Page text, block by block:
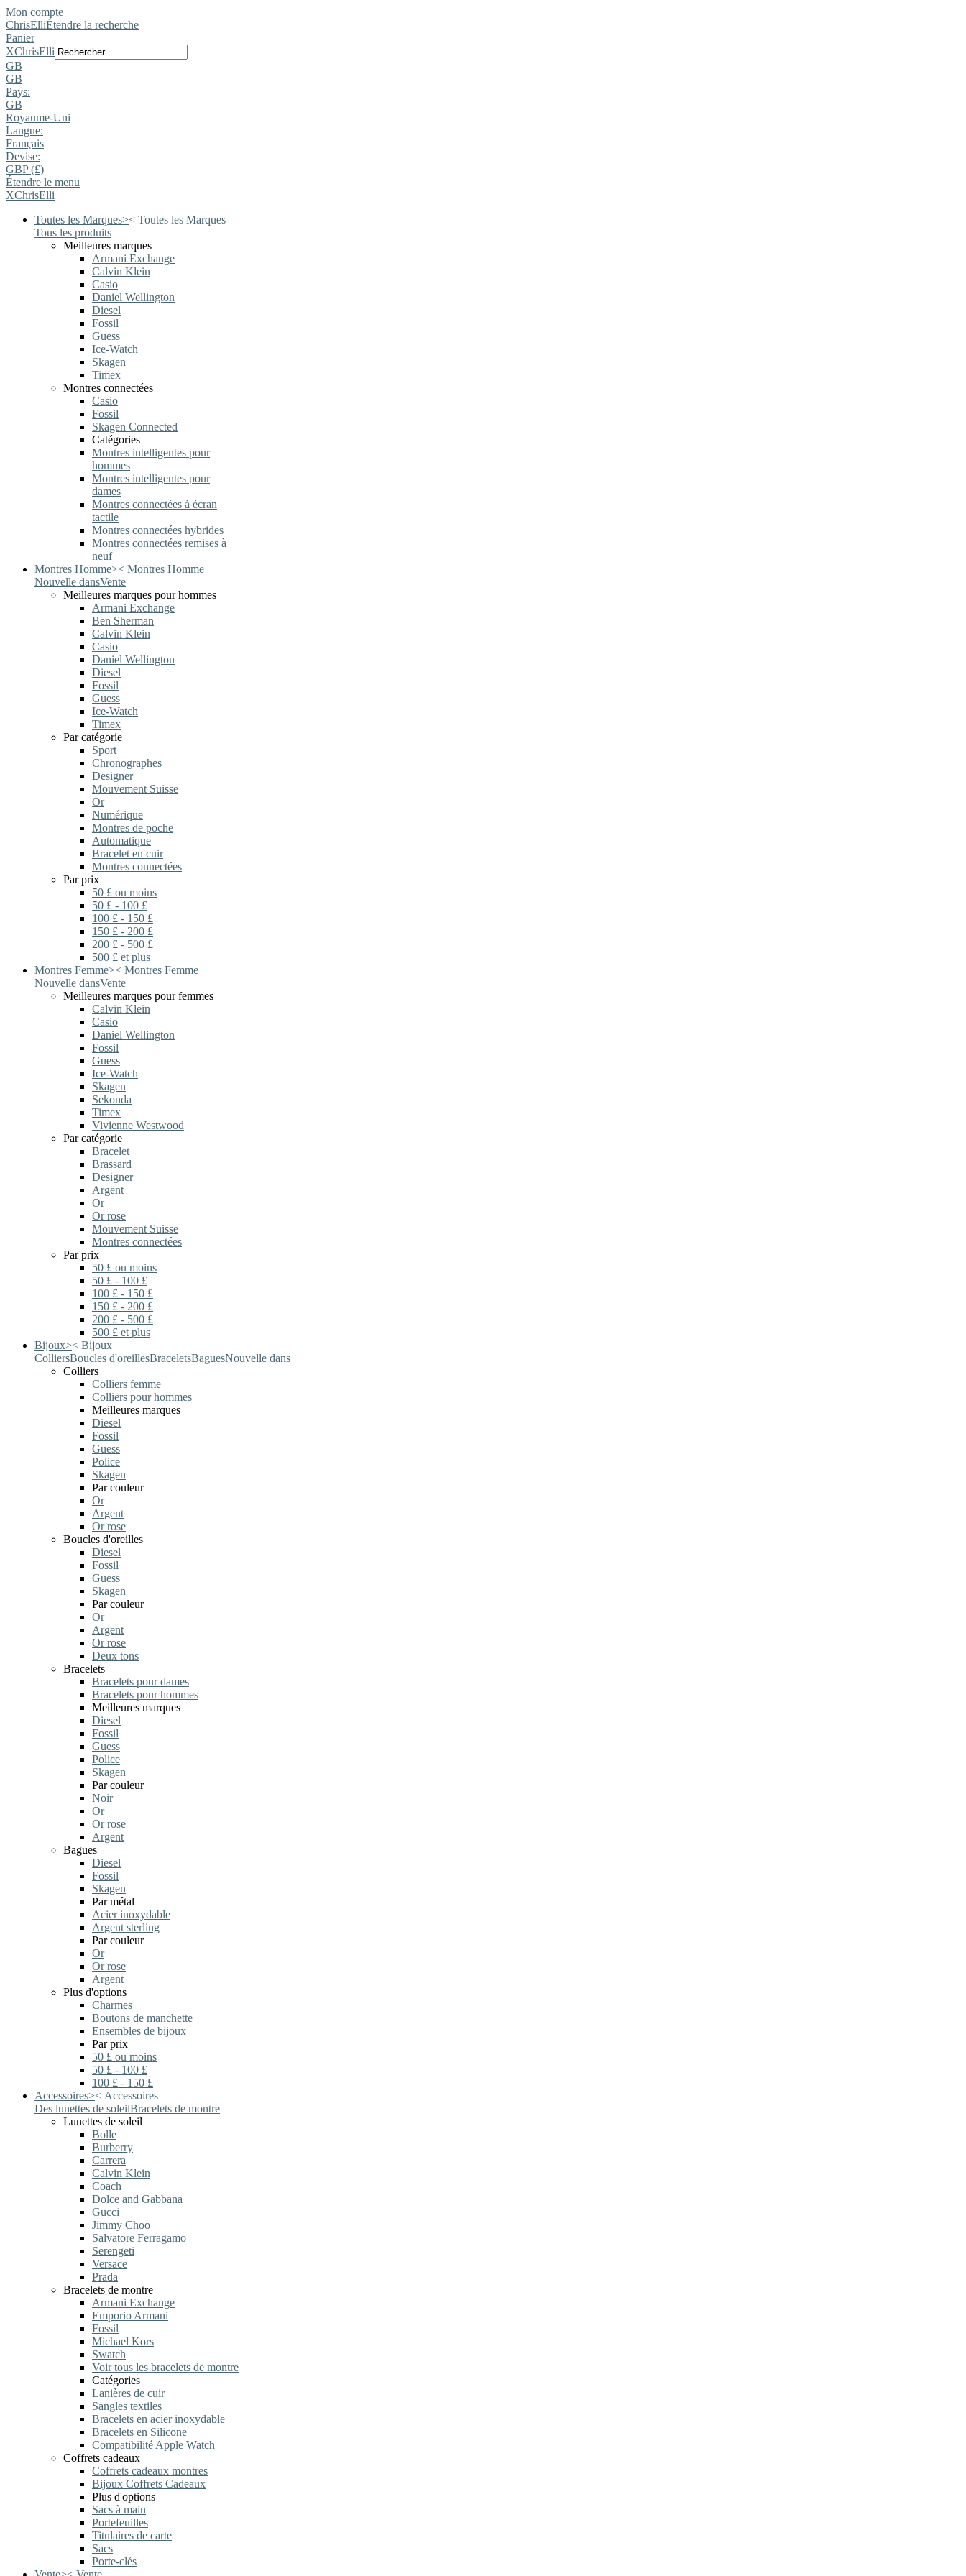
Mon compte
ChrisElliÉtendre la recherche
Panier
XChrisElli
GB
GB
Pays:
GB
Royaume-Uni
Langue:
Français
Devise:
GBP (£)
Étendre le menu
XChrisElli
Toutes les Marques>< Toutes les Marques
Tous les produits
Meilleures marques
Armani Exchange
Calvin Klein
Casio
Daniel Wellington
Diesel
Fossil
Guess
Ice-Watch
Skagen
Timex
Montres connectées
Casio
Fossil
Skagen Connected
Catégories
Montres intelligentes pour
hommes
Montres intelligentes pour
dames
Montres connectées à écran
tactile
Montres connectées hybrides
Montres connectées remises à
neuf
Montres Homme>< Montres Homme
Nouvelle dansVente
Meilleures marques pour hommes
Armani Exchange
Ben Sherman
Calvin Klein
Casio
Daniel Wellington
Diesel
Fossil
Guess
Ice-Watch
Timex
Par catégorie
Sport
Chronographes
Designer
Mouvement Suisse
Or
Numérique
Montres de poche
Automatique
Bracelet en cuir
Montres connectées
Par prix
50 £ ou moins
50 £ - 100 £
100 £ - 150 £
150 £ - 200 £
200 £ - 500 £
500 £ et plus
Montres Femme>< Montres Femme
Nouvelle dansVente
Meilleures marques pour femmes
Calvin Klein
Casio
Daniel Wellington
Fossil
Guess
Ice-Watch
Skagen
Sekonda
Timex
Vivienne Westwood
Par catégorie
Bracelet
Brassard
Designer
Argent
Or
Or rose
Mouvement Suisse
Montres connectées
Par prix
50 £ ou moins
50 £ - 100 £
100 £ - 150 £
150 £ - 200 £
200 £ - 500 £
500 £ et plus
Bijoux>< Bijoux
ColliersBoucles d'oreillesBraceletsBaguesNouvelle dans
Colliers
Colliers femme
Colliers pour hommes
Meilleures marques
Diesel
Fossil
Guess
Police
Skagen
Par couleur
Or
Argent
Or rose
Boucles d'oreilles
Diesel
Fossil
Guess
Skagen
Par couleur
Or
Argent
Or rose
Deux tons
Bracelets
Bracelets pour dames
Bracelets pour hommes
Meilleures marques
Diesel
Fossil
Guess
Police
Skagen
Par couleur
Noir
Or
Or rose
Argent
Bagues
Diesel
Fossil
Skagen
Par métal
Acier inoxydable
Argent sterling
Par couleur
Or
Or rose
Argent
Plus d'options
Charmes
Boutons de manchette
Ensembles de bijoux
Par prix
50 £ ou moins
50 £ - 100 £
100 £ - 150 £
Accessoires>< Accessoires
Des lunettes de soleilBracelets de montre
Lunettes de soleil
Bolle
Burberry
Carrera
Calvin Klein
Coach
Dolce and Gabbana
Gucci
Jimmy Choo
Salvatore Ferragamo
Serengeti
Versace
Prada
Bracelets de montre
Armani Exchange
Emporio Armani
Fossil
Michael Kors
Swatch
Voir tous les bracelets de montre
Catégories
Lanières de cuir
Sangles textiles
Bracelets en acier inoxydable
Bracelets en Silicone
Compatibilité Apple Watch
Coffrets cadeaux
Coffrets cadeaux montres
Bijoux Coffrets Cadeaux
Plus d'options
Sacs à main
Portefeuilles
Titulaires de carte
Sacs
Porte-clés